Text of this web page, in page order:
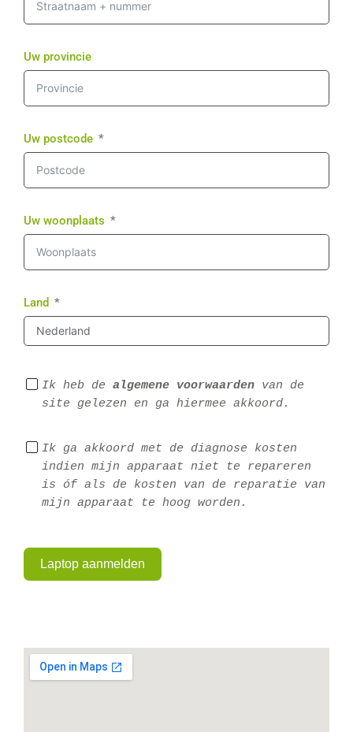
Uw provincie
Uw postcode
Uw woonplaats
Land
Ik heb de algemene voorwaarden van de
site gelezen en ga hiermee akkoord.
Ik ga akkoord met de diagnose kosten
indien mijn apparaat niet te repareren
is óf als de kosten van de reparatie van
mijn apparaat te hoog worden.
Laptop aanmelden